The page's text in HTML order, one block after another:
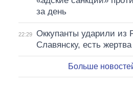
за день
22:29
Оккупанты ударили из
Славянску, есть
Больше